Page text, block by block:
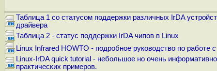
Таблица 1 со статусом поддержки различных IrDA
драйвера
Таблица 2 - статус поддержки IrDA чипов в Linux
Linux Infrared HOWTO - подробное руководство по работе
Linux-IrDA quick tutorial - небольшое но очень
практических примеров.